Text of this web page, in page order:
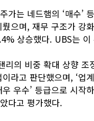
가는 네드햄의 ‘매수’
으며, 재무 구조가 강
상승했다. UBS는 이
리의 비중 확대 상향
라고 판단했으며, ‘업
우 우수’ 등급으로 시
다고 평가했다.